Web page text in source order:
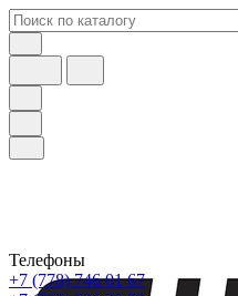
Телефоны
+7 (778) 746 01 67